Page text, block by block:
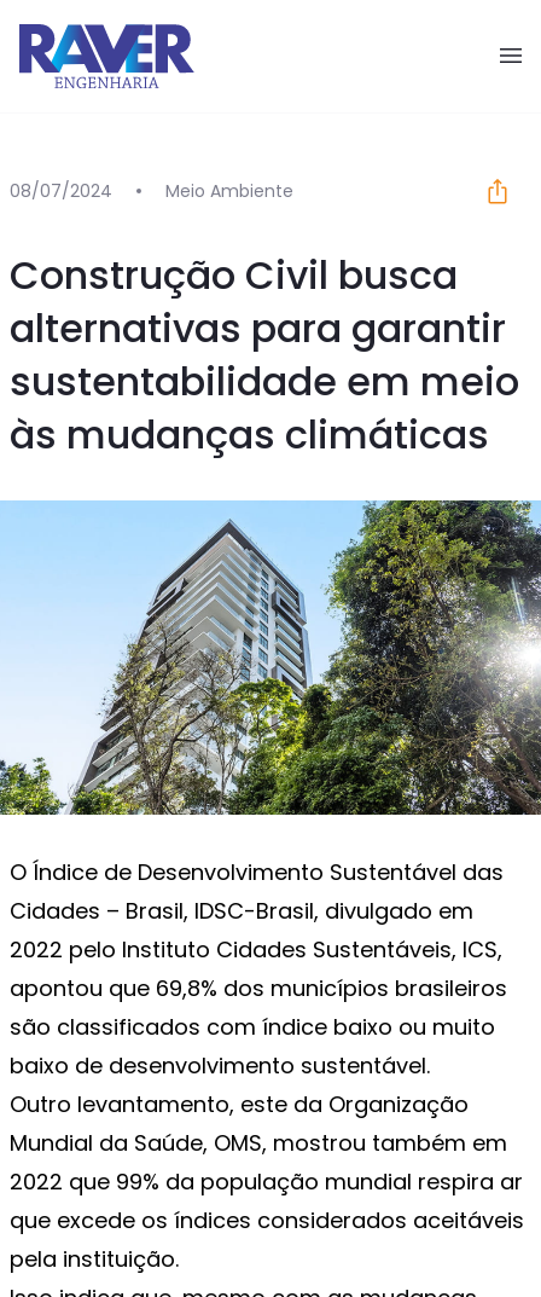
08/07/2024 Meio Ambiente
Construção Civil busca
alternativas para garantir
sustentabilidade em meio
às mudanças climáticas
O Índice de Desenvolvimento Sustentável das
Cidades – Brasil, IDSC-Brasil, divulgado em
2022 pelo Instituto Cidades Sustentáveis, ICS,
apontou que 69,8% dos municípios brasileiros
são classificados com índice baixo ou muito
baixo de desenvolvimento sustentável.
Outro levantamento, este da Organização
Mundial da Saúde, OMS, mostrou também em
2022 que 99% da população mundial respira ar
que excede os índices considerados aceitáveis
pela instituição.